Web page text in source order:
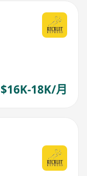
$16K-18K/月